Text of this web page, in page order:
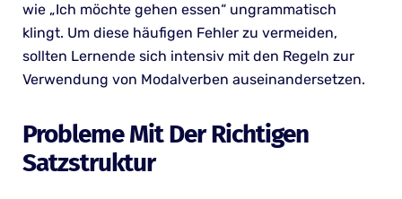
wie „Ich möchte gehen essen“ ungrammatisch
klingt. Um diese häufigen Fehler zu vermeiden,
sollten Lernende sich intensiv mit den Regeln zur
Verwendung von Modalverben auseinandersetzen.
Probleme Mit Der Richtigen
Satzstruktur